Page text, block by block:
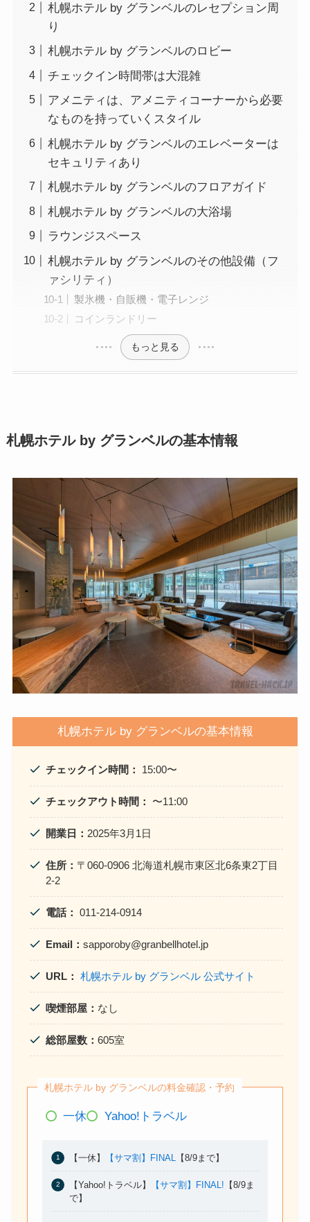
札幌ホテル by グランベルのレセプション周
り
札幌ホテル by グランベルのロビー
チェックイン時間帯は大混雑
アメニティは、アメニティコーナーから必要
なものを持っていくスタイル
札幌ホテル by グランベルのエレベーターは
セキュリティあり
札幌ホテル by グランベルのフロアガイド
札幌ホテル by グランベルの大浴場
ラウンジスペース
札幌ホテル by グランベルのその他設備（フ
ァシリティ）
製氷機・自販機・電子レンジ
コインランドリー
もっと見る
札幌ホテル by グランベルの基本情報
札幌ホテル by グランベルの基本情報
チェックイン時間： 15:00〜
チェックアウト時間： 〜11:00
開業日： 2025年3月1日
住所： 〒060-0906 北海道札幌市東区北6条東2丁目
2-2
電話： 011-214-0914
Email： sapporoby@granbellhotel.jp
URL： 札幌ホテル by グランベル 公式サイト
喫煙部屋： なし
総部屋数： 605室
札幌ホテル by グランベルの料金確認・予約
一休 Yahoo!トラベル
【一休】 【サマ割】FINAL 【8/9まで】
【Yahoo!トラベル】 【サマ割】FINAL! 【8/9ま
で】